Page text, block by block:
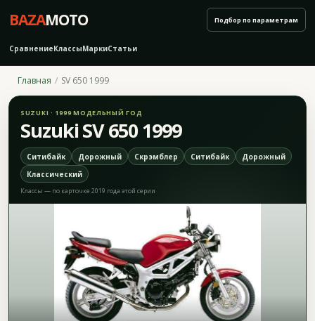
BAZAMOTO
СравнениеКлассыМаркиСтатьи
Подбор по параметрам
Главная SV 650 1999
SUZUKI · 1999 МОДЕЛЬНЫЙ ГОД
Suzuki SV 650 1999
Ситибайк Дорожный Скрэмблер Ситибайк
Дорожный
Классический
Классы — по карточке 2019 года этой серии